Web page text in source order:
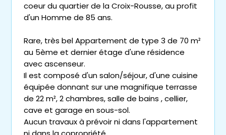
coeur du quartier de la Croix-Rousse, au profit
d'un Homme de 85 ans.
Rare, très bel Appartement de type 3 de 70 m²
au 5ème et dernier étage d'une résidence
avec ascenseur.
Il est composé d'un salon/séjour, d'une cuisine
équipée donnant sur une magnifique terrasse
de 22 m², 2 chambres, salle de bains , cellier,
cave et garage en sous-sol.
Aucun travaux à prévoir ni dans l'appartement